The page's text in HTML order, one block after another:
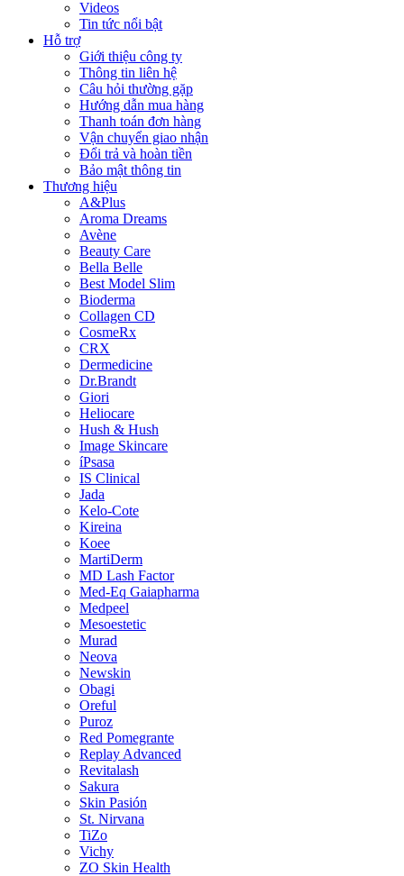
Videos
Tin tức nổi bật
Hỗ trợ
Giới thiệu công ty
Thông tin liên hệ
Câu hỏi thường gặp
Hướng dẫn mua hàng
Thanh toán đơn hàng
Vận chuyển giao nhận
Đổi trả và hoàn tiền
Bảo mật thông tin
Thương hiệu
A&Plus
Aroma Dreams
Avène
Beauty Care
Bella Belle
Best Model Slim
Bioderma
Collagen CD
CosmeRx
CRX
Dermedicine
Dr.Brandt
Giori
Heliocare
Hush & Hush
Image Skincare
íPsasa
IS Clinical
Jada
Kelo-Cote
Kireina
Koee
MartiDerm
MD Lash Factor
Med-Eq Gaiapharma
Medpeel
Mesoestetic
Murad
Neova
Newskin
Obagi
Oreful
Puroz
Red Pomegrante
Replay Advanced
Revitalash
Sakura
Skin Pasión
St. Nirvana
TiZo
Vichy
ZO Skin Health